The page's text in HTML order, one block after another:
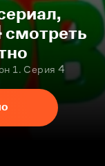
смотреть
1. Серия 4